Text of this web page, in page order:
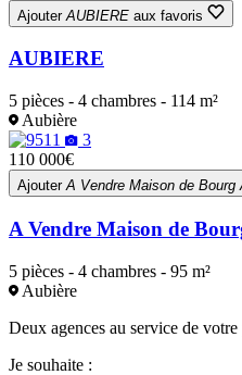
Ajouter AUBIERE aux favoris
AUBIERE
5 pièces - 4 chambres - 114 m²
Aubière
3
110 000€
Ajouter A Vendre Maison de
A Vendre Maison de
5 pièces - 4 chambres - 95 m²
Aubière
Deux agences au service de
Je souhaite :